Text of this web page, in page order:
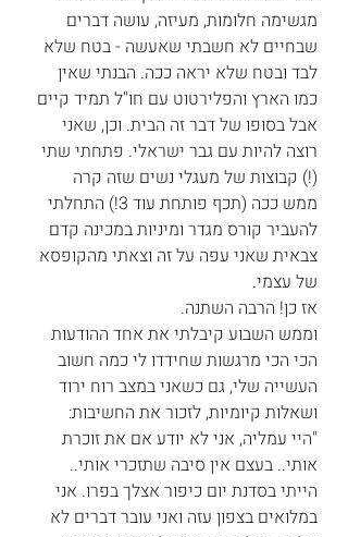
מגשימה חלומות, מעיזה, עושה דברים
שבחיים לא חשבתי שאעשה - בטח שלא
לבד ובטח שלא יראה ככה. הבנתי שאין
כמו הארץ והפלירטוט עם חו"ל תמיד קיים
אבל בסופו של דבר זה הבית. וכן, שאני
רוצה להיות עם גבר ישראלי. פתחתי שתי
(!) קבוצות של מעגלי נשים שזה קרה
ממש ככה (תכף פותחת עוד 3!) התחלתי
להעביר קורס מגדר ומיניות במכינה קדם
צבאית שאני עפה על זה וצאתי מהקופסא
של עצמי.
אז כן! הרבה השתנה.
וממש השבוע קיבלתי את אחד ההודעות
הכי הכי מרגשות שחידדו לי כמה חשוב
העשייה שלי, גם כשאני במצב רוח ירוד
ושאלות קיומיות, לזכור את החשיבות:
"היי עמליה, אני לא יודע אם את זוכרת
אותי.. בעצם אין סיבה שתזכרי אותי..
הייתי בסדנת יום כיפור אצלך בפרו. אני
במלואים בצפון עזה ואני עובר דברים לא